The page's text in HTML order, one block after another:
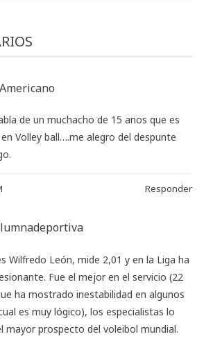
de un muchacho de 15 anos que es
Volley ball….me alegro del despunte
Responder
Wilfredo León, mide 2,01 y en la Liga ha
Fue el mejor en el servicio (22
ha mostrado inestabilidad en algunos
es muy lógico), los especialistas lo
mayor prospecto del voleibol mundial.